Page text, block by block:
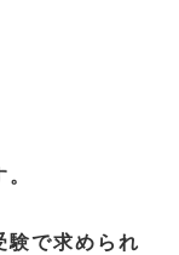
験で求められ